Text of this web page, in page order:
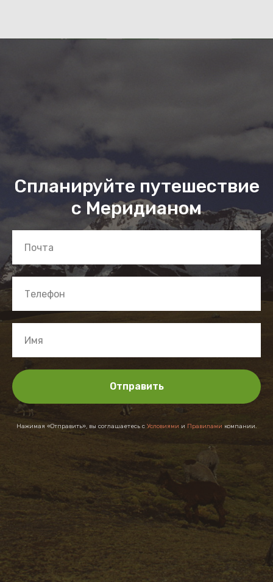
Спланируйте путешествие
с Меридианом
Отправить
Нажимая «Отправить», вы соглашаетесь с Условиями и Правилами компании.